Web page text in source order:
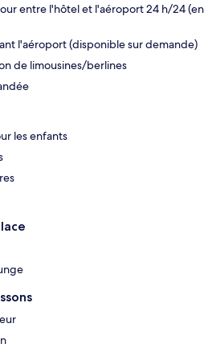
entre l'hôtel et l'aéroport 24 h/24 (en
l'aéroport (disponible sur demande)
de limousines/berlines
les enfants